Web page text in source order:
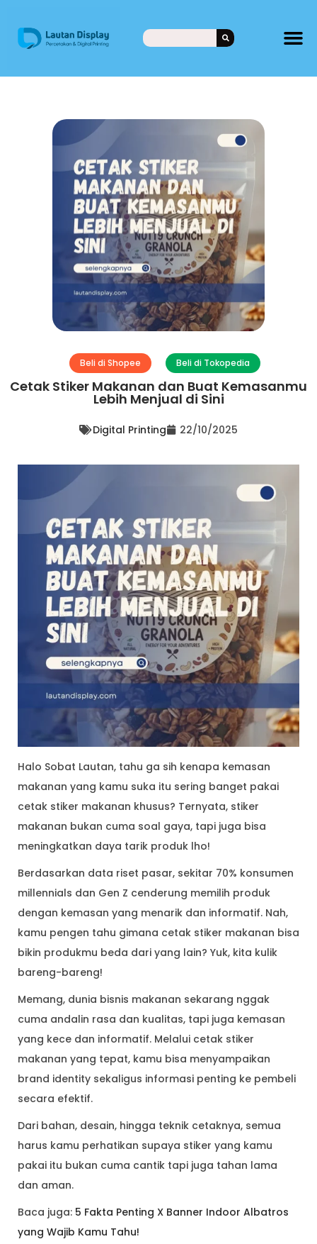
Beli di Shopee Beli di Tokopedia
Cetak Stiker Makanan dan Buat Kemasanmu
Lebih Menjual di Sini
Digital Printing 22/10/2025
Halo Sobat Lautan, tahu ga sih kenapa kemasan
makanan yang kamu suka itu sering banget pakai
cetak stiker makanan khusus? Ternyata, stiker
makanan bukan cuma soal gaya, tapi juga bisa
meningkatkan daya tarik produk lho!
Berdasarkan data riset pasar, sekitar 70% konsumen
millennials dan Gen Z cenderung memilih produk
dengan kemasan yang menarik dan informatif. Nah,
kamu pengen tahu gimana cetak stiker makanan bisa
bikin produkmu beda dari yang lain? Yuk, kita kulik
bareng-bareng!
Memang, dunia bisnis makanan sekarang nggak
cuma andalin rasa dan kualitas, tapi juga kemasan
yang kece dan informatif. Melalui cetak stiker
makanan yang tepat, kamu bisa menyampaikan
brand identity sekaligus informasi penting ke pembeli
secara efektif.
Dari bahan, desain, hingga teknik cetaknya, semua
harus kamu perhatikan supaya stiker yang kamu
pakai itu bukan cuma cantik tapi juga tahan lama
dan aman.
Baca juga: 5 Fakta Penting X Banner Indoor Albatros
yang Wajib Kamu Tahu!